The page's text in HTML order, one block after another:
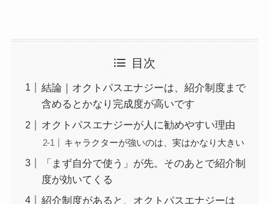
目次
結論｜オクトパスエナジーは、紹介制度まで
含めるとかなり完成度が高いです
オクトパスエナジーが人に勧めやすい理由
キャラクターが強いのは、実はかなり大きい
「まず自分で使う」が先。そのあとで紹介制
度が効いてくる
紹介制度があると、オクトパスエナジーは